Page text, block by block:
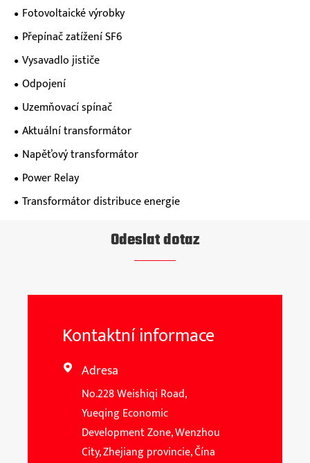
Fotovoltaické výrobky
Přepínač zatížení SF6
Vysavadlo jističe
Odpojení
Uzemňovací spínač
Aktuální transformátor
Napěťový transformátor
Power Relay
Transformátor distribuce energie
Odeslat dotaz
Kontaktní informace
 Adresa
No.228 Weishiqi Road,
Yueqing Economic
Development Zone, Wenzhou
City, Zhejiang provincie, Čína